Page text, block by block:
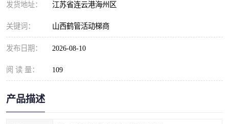
发货地址： 江苏省连云港海州区
关键词： 山西鹤管活动梯商
发布日期： 2026-08-10
阅 读 量： 109
产品描述